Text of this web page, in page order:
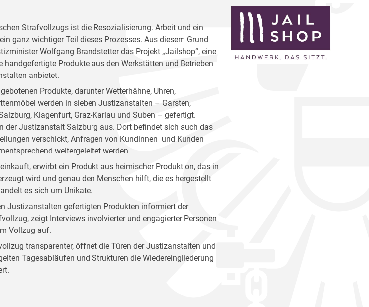
Strafvollzugs ist die Resozialisierung. Arbeit und ein
ganz wichtiger Teil dieses Prozesses. Aus diesem Grund
Wolfgang Brandstetter das Projekt „Jailshop“, eine
handgefertigte Produkte aus den Werkstätten und Betrieben
anbietet.
Produkte, darunter Wetterhähne, Uhren,
werden in sieben Justizanstalten – Garsten,
Klagenfurt, Graz-Karlau und Suben – gefertigt.
der Justizanstalt Salzburg aus. Dort befindet sich auch das
verschickt, Anfragen von Kundinnen und Kunden
weitergeleitet werden.
erwirbt ein Produkt aus heimischer Produktion, das in
wird und genau den Menschen hilft, die es hergestellt
es sich um Unikate.
Justizanstalten gefertigten Produkten informiert der
zeigt Interviews involvierter und engagierter Personen
Vollzug auf.
transparenter, öffnet die Türen der Justizanstalten und
Tagesabläufen und Strukturen die Wiedereingliederung